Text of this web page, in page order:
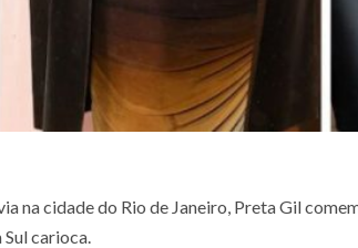
na cidade do Rio de Janeiro, Preta Gil
carioca.